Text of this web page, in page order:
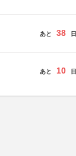
あと 38 日
あと 10 日